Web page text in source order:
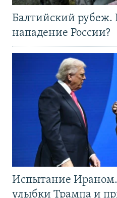
Балтийский рубеж.
нападение России?
Испытание
улыбки Трампа и